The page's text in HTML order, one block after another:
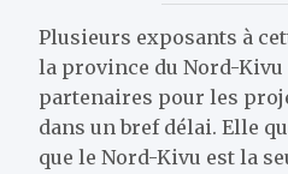
Plusieurs exposants à
la province du Nord-
partenaires pour les
dans un bref délai. Elle
que le Nord-Kivu est la